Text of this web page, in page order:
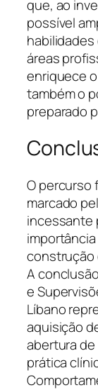
que, ao
possível
habilidades
áreas
enriquece
também o
preparado
O percurso
marcado
incessante
construção
A
e
Líbano
aquisição
abertura
prática